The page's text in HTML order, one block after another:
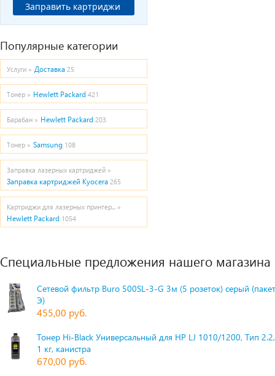
Заправить картриджи
Популярные категории
Услуги » Доставка 25
Тонер » Hewlett Packard 421
Барабан » Hewlett Packard 203
Тонер » Samsung 108
Заправка лазерных картриджей »
Заправка картриджей Kyocera 265
Картриджи для лазерных принтер... »
Hewlett Packard 1054
Специальные предложения нашего магазина
Сетевой фильтр Buro 500SL-3-G 3м (5 розеток) серый
Э)
455,00 руб.
Тонер Hi-Black Универсальный для HP LJ 1010/1200, Тип
1 кг, канистра
670,00 руб.